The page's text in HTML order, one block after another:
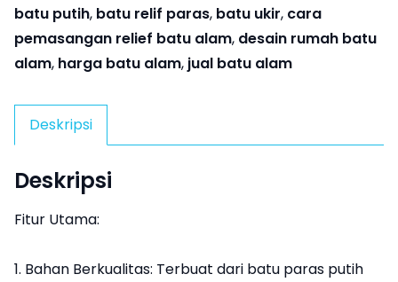
batu putih, batu relif paras, batu ukir, cara
pemasangan relief batu alam, desain rumah batu
alam, harga batu alam, jual batu alam
Deskripsi
Deskripsi
Fitur Utama:
1. Bahan Berkualitas: Terbuat dari batu paras putih